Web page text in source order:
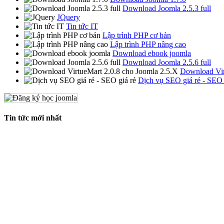
Download Joomla 2.5.3 full
JQuery
Tin tức IT
Lập trình PHP cơ bản
Lập trình PHP nâng cao
Download ebook joomla
Download Joomla 2.5.6 full
Download
Dịch vụ SEO giá rẻ - SEO
Tin tức mới nhất